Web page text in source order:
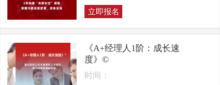
立即报名
《A+经理人1阶：成长速
度》©
时间：